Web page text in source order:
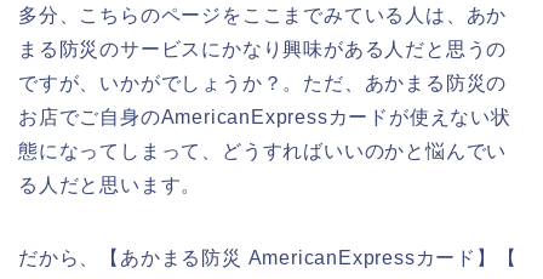
多分、こちらのページをここまでみている人は、あか
まる防災のサービスにかなり興味がある人だと思うの
ですが、いかがでしょうか？。ただ、あかまる防災の
お店でご自身のAmericanExpressカードが使えない状
態になってしまって、どうすればいいのかと悩んでい
る人だと思います。
だから、【あかまる防災 AmericanExpressカード】【